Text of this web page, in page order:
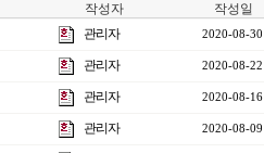
작성자 작성일
관리자 2020-08-30
관리자 2020-08-22
관리자 2020-08-16
관리자 2020-08-09